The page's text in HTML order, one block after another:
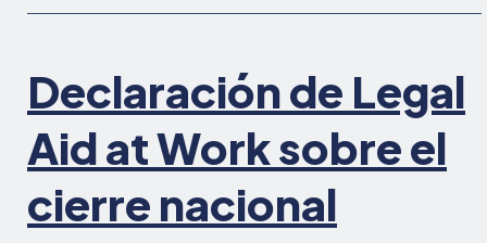
Declaración de Legal
Aid at Work sobre el
cierre nacional